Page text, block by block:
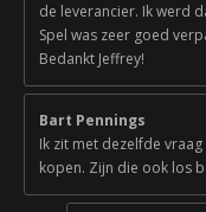
de leverancier. Ik werd
Spel was zeer goed
Bedankt Jeffrey!
Bart Pennings
Ik zit met dezelfde
kopen. Zijn die ook los